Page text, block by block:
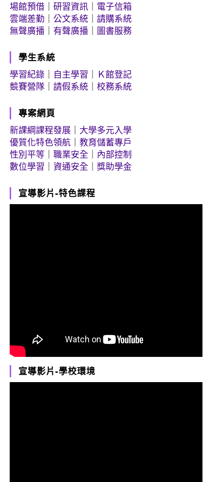
場館預借
研習資訊
電子信箱
雲端差勤
公文系統
請購系統
無聲廣播
有聲廣播 圖書服務
學生系統
學習紀錄
自主學習
Ｋ館登記
競賽營隊
請假系統 校務系統
專案網頁
新課綱課程發展
大學多元入學
優質化特色領航
教育儲蓄專戶
性別平等
職業安全
內部控制
數位學習
資通安全 獎助學金
宣導影片-特色課程
宣導影片-學校環境